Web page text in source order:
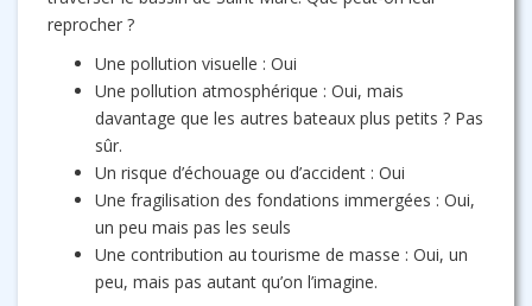
reprocher ?
Une pollution visuelle : Oui
Une pollution atmosphérique : Oui, mais
davantage que les autres bateaux plus petits ? Pas
sûr.
Un risque d’échouage ou d’accident : Oui
Une fragilisation des fondations immergées : Oui,
un peu mais pas les seuls
Une contribution au tourisme de masse : Oui, un
peu, mais pas autant qu’on l’imagine.